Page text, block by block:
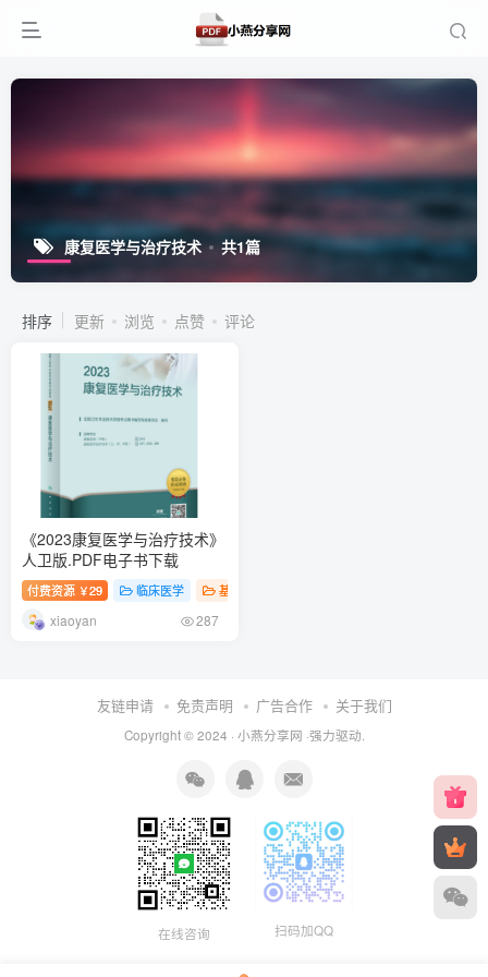
康复医学与治疗技术 共1篇
排序 更新 浏览 点赞 评论
《2023康复医学与治疗技术》
人卫版.PDF电子书下载
付费资源 ￥29 临床医学 基础医学
xiaoyan 287
友链申请 免责声明 广告合作 关于我们
Copyright © 2024 · 小燕分享网 ·强力驱动.
在线咨询 扫码加QQ